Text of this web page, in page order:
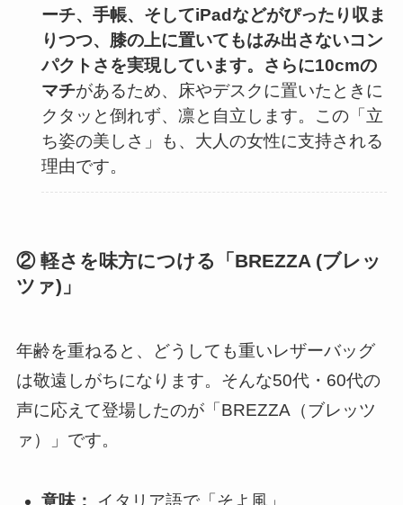
ーチ、手帳、そしてiPadなどがぴったり収ま
りつつ、膝の上に置いてもはみ出さないコン
パクトさを実現しています。さらに10cmの
マチがあるため、床やデスクに置いたときに
クタッと倒れず、凛と自立します。この「立
ち姿の美しさ」も、大人の女性に支持される
理由です。
② 軽さを味方につける「BREZZA (ブレッ
ツァ)」
年齢を重ねると、どうしても重いレザーバッグ
は敬遠しがちになります。そんな50代・60代の
声に応えて登場したのが「BREZZA（ブレッツ
ァ）」です。
意味： イタリア語で「そよ風」。